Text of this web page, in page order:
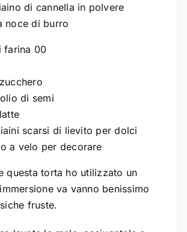
di cannella in polvere
noce di burro
farina 00
di semi
scarsi di lievito per dolci
a velo per decorare
questa torta ho utilizzato un
va vanno benissimo
fruste.